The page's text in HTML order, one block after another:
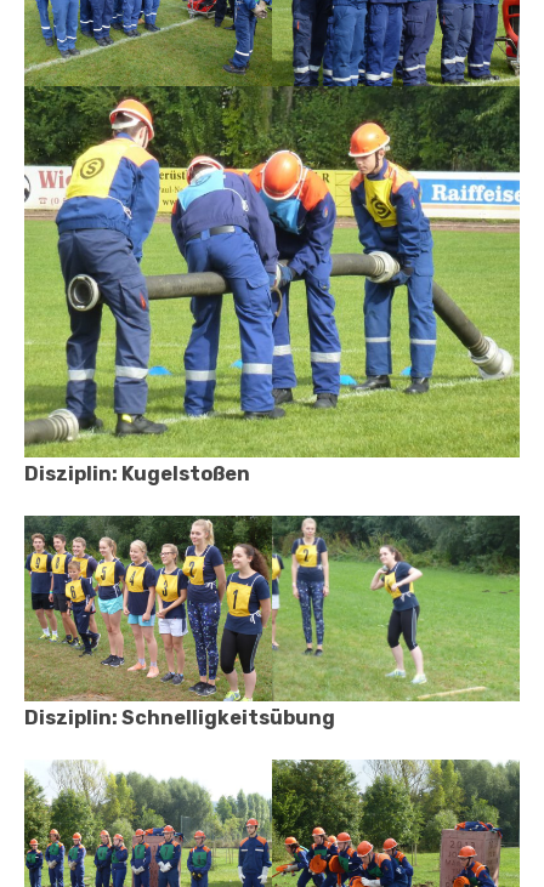
Disziplin: Kugelstoßen
Disziplin: Schnelligkeitsübung